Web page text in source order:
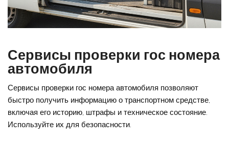
Сервисы проверки гос номера
автомобиля
Сервисы проверки гос номера автомобиля позволяют
быстро получить информацию о транспортном средстве,
включая его историю, штрафы и техническое состояние.
Используйте их для безопасности.